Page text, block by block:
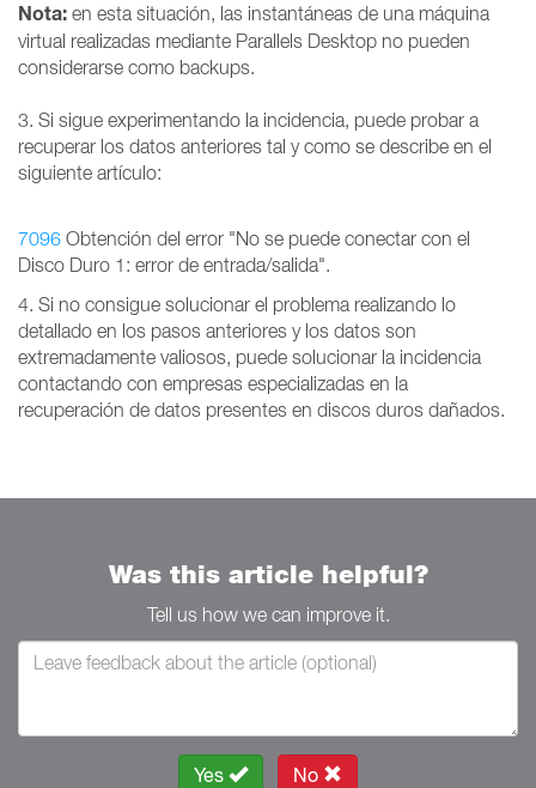
Nota: en esta situación, las instantáneas de una máquina
virtual realizadas mediante Parallels Desktop no pueden
considerarse como backups.
3. Si sigue experimentando la incidencia, puede probar a
recuperar los datos anteriores tal y como se describe en el
siguiente artículo:
7096 Obtención del error "No se puede conectar con el
Disco Duro 1: error de entrada/salida".
4. Si no consigue solucionar el problema realizando lo
detallado en los pasos anteriores y los datos son
extremadamente valiosos, puede solucionar la incidencia
contactando con empresas especializadas en la
recuperación de datos presentes en discos duros dañados.
Was this article helpful?
Tell us how we can improve it.
Yes No